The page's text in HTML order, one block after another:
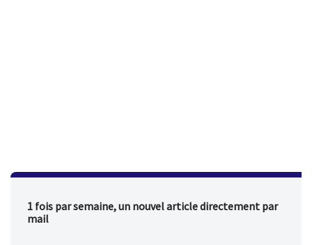
1 fois par semaine, un nouvel article directement par
mail